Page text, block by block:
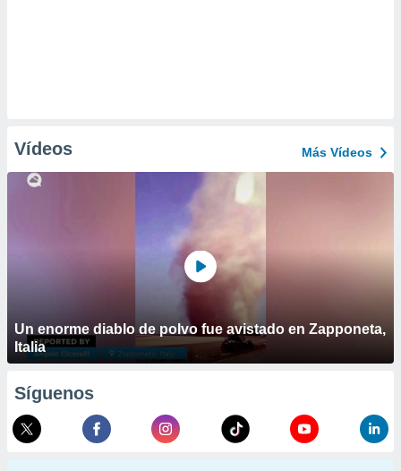
Vídeos Más Vídeos
Un enorme diablo de polvo fue avistado en Zapponeta,
Italia
Síguenos